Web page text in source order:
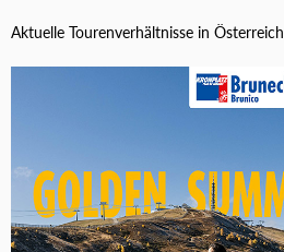
Aktuelle Tourenverhältnisse in Österreich